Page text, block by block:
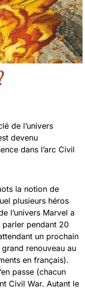
de l’univers
devenu
dans l’arc Civil
la notion de
plusieurs héros
l’univers Marvel a
parler pendant 20
un prochain
renouveau au
en français).
passe (chacun
Civil War. Autant le